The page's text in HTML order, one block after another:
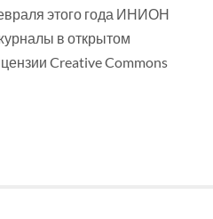
этого года ИНИОН
в открытом
Creative Commons